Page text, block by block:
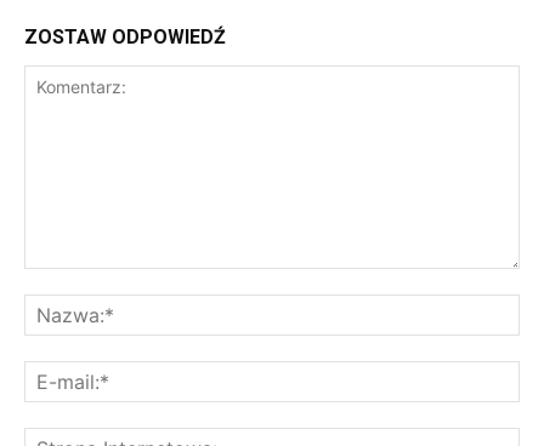
ZOSTAW ODPOWIEDŹ